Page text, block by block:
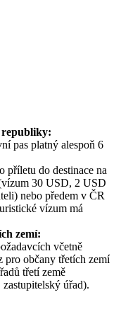
republiky:
pas platný alespoň 6
příletu do destinace na
30 USD, 2 USD
nebo předem v ČR
vízum má
zemí:
včetně
občany třetích zemí
třetí země
úřad).